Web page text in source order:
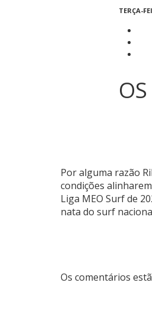
TERÇA-
Por alguma razão
condições
Liga MEO Surf de
nata do surf
Os comentários